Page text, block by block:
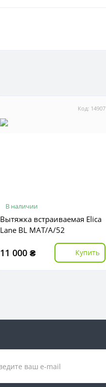
Код: 14907
В наличии
Вытяжка встраиваемая Elica
Lane BL MAT/A/52
11 000 ₴ Купить